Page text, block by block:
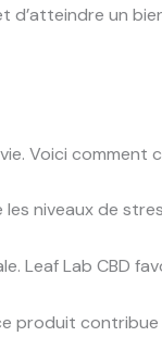
d’atteindre un
Voici
niveaux de
Leaf Lab CBD
produit